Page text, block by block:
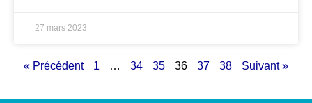
27 mars 2023
« Précédent 1 … 34 35 36 37 38 Suivant »